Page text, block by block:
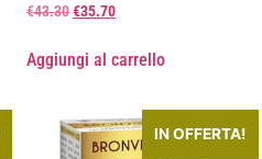
€43.30€35.70
Aggiungi al carrello
IN OFFERTA!